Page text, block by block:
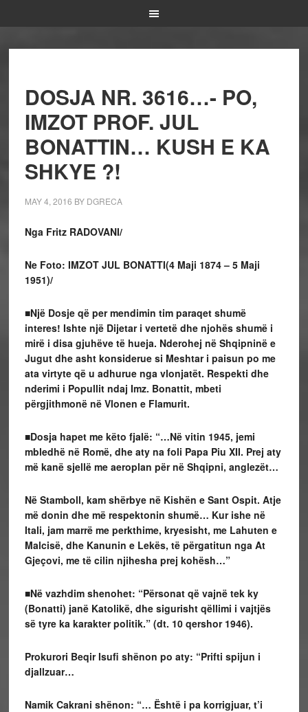
DOSJA NR. 3616…- PO,
IMZOT PROF. JUL
BONATTIN… KUSH E KA
SHKYE ?!
MAY 4, 2016 BY DGRECA
Nga Fritz RADOVANI/
Ne Foto: IMZOT JUL BONATTI(4 Maji 1874 – 5 Maji
1951)/
■Një Dosje që per mendimin tim paraqet shumë
interes! Ishte një Dijetar i vertetë dhe njohës shumë i
mirë i disa gjuhëve të hueja. Nderohej në Shqipninë e
Jugut dhe asht konsiderue si Meshtar i paisun po me
ata virtyte që u adhurue nga vlonjatët. Respekti dhe
nderimi i Popullit ndaj Imz. Bonattit, mbeti
përgjithmonë në Vlonen e Flamurit.
■Dosja hapet me këto fjalë: “…Në vitin 1945, jemi
mbledhë në Romë, dhe aty na foli Papa Piu XII. Prej aty
më kanë sjellë me aeroplan për në Shqipni, anglezët…
Në Stamboll, kam shërbye në Kishën e Sant Ospit. Atje
më donin dhe më respektonin shumë… Kur ishe në
Itali, jam marrë me perkthime, kryesisht, me Lahuten e
Malcisë, dhe Kanunin e Lekës, të përgatitun nga At
Gjeçovi, me të cilin njihesha prej kohësh…”
■Në vazhdim shenohet: “Përsonat që vajnë tek ky
(Bonatti) janë Katolikë, dhe sigurisht qëllimi i vajtjës
së tyre ka karakter politik.” (dt. 10 qershor 1946).
Prokurori Beqir Isufi shënon po aty: “Prifti spijun i
djallzuar…
Namik Cakrani shënon: “… Është i pa korrigjuar, t’i